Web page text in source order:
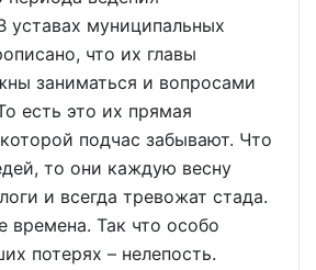
уставах муниципальных
что их главы
заниматься и вопросами
есть это их прямая
подчас забывают. Что
то они каждую весну
и всегда тревожат стада.
времена. Так что особо
потерях – нелепость.